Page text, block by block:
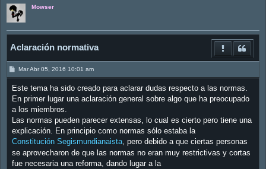
Mowser
Aclaración normativa
M
s
a
e
Mar Abr 05, 2016 10:01 am
Este tema ha sido creado para aclarar dudas respecto a las normas.
En primer lugar una aclaración general sobre algo que ha preocupado
a los miembros.
Las normas pueden parecer extensas, lo cual es cierto pero tiene una
explicación. En principio como normas sólo estaba la
Constitución Segismundianaista, pero debido a que ciertas personas
se aprovecharon de que las normas no eran muy restrictivas y cortas
fue necesaria una reforma, dando lugar a la